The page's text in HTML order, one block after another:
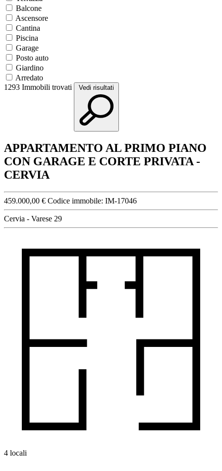
Balcone
Ascensore
Cantina
Piscina
Garage
Posto auto
Giardino
Arredato
1293 Immobili trovati Vedi risultati
APPARTAMENTO AL PRIMO PIANO
CON GARAGE E CORTE PRIVATA -
CERVIA
459.000,00 € Codice immobile: IM-17046
Cervia - Varese 29
4 locali